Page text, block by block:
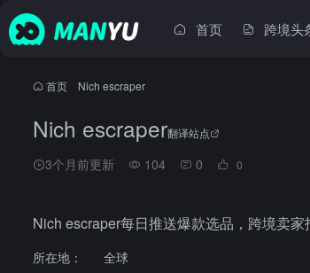
首页 跨境头
首页 Nich escraper
Nich escraper翻译站点
3个月前更新 104 0 0
Nich escraper每日推送爆款选品，跨境卖家
所在地：
全球